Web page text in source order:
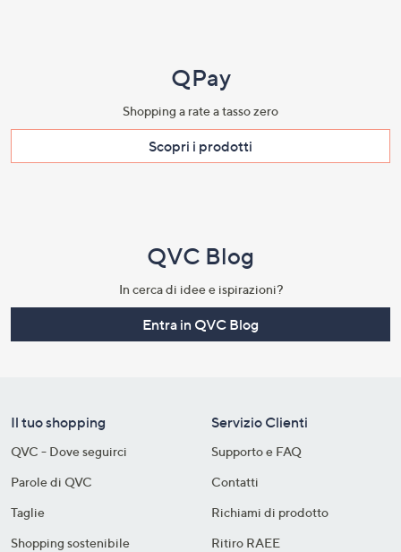
QPay
Shopping a rate a tasso zero​
Scopri i prodotti​
QVC Blog
In cerca di idee e ispirazioni?
Entra in QVC Blog
Il tuo shopping
QVC - Dove seguirci
Parole di QVC
Taglie
Shopping sostenibile​
Servizio Clienti
Supporto e FAQ
Contatti
Richiami di prodotto
Ritiro RAEE